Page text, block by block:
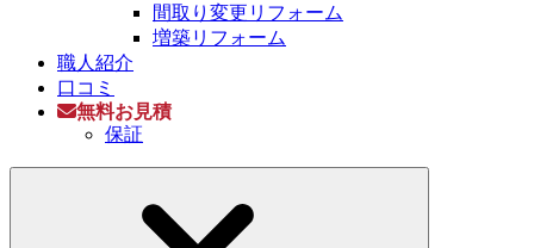
間取り変更リフォーム
増築リフォーム
職人紹介
口コミ
無料お見積
保証